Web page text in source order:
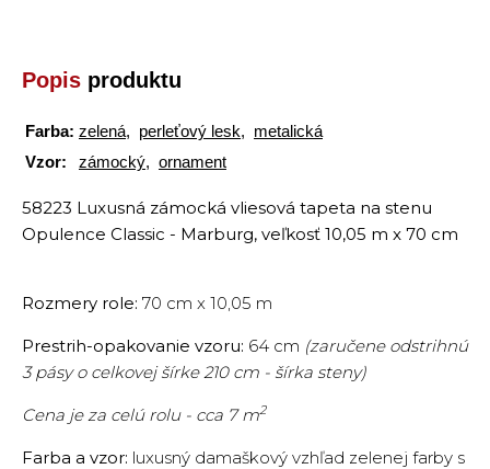
Popis produktu
Farba: zelená, perleťový lesk, metalická
Vzor:
zámocký, ornament
58223 Luxusná zámocká vliesová tapeta na stenu
Opulence Classic - Marburg, veľkosť 10,05 m x 70 cm
Rozmery role: 70 cm x 10,05 m
Prestrih-opakovanie vzoru: 64 cm (zaručene odstrihnú
3 pásy o celkovej šírke 210 cm - šírka steny)
Cena je za celú rolu - cca 7 m2
Farba a vzor: luxusný damaškový vzhľad zelenej farby s